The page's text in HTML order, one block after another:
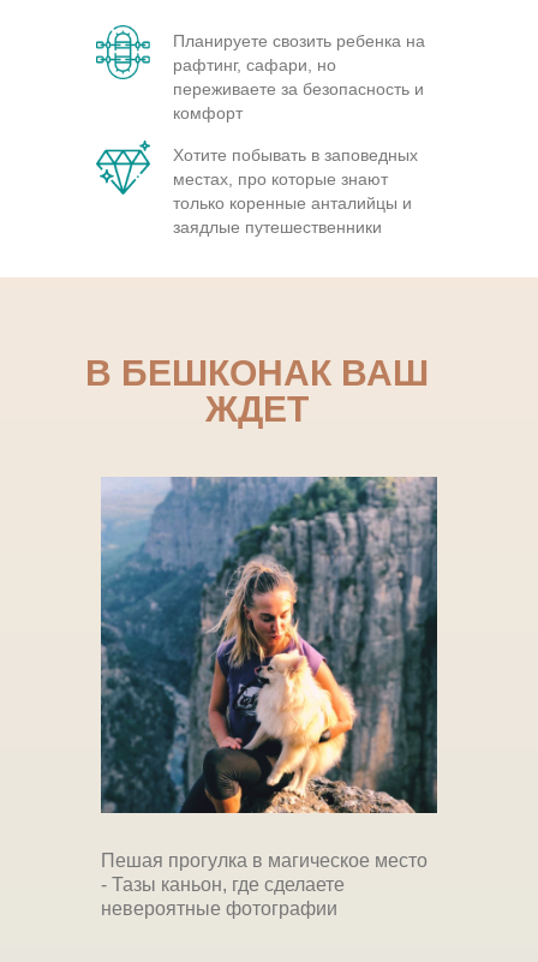
Планируете свозить ребенка на
рафтинг, сафари, но
переживаете за безопасность и
комфорт
Хотите побывать в заповедных
местах, про которые знают
только коренные анталийцы и
заядлые путешественники
Пешая прогулка в магическое место
- Тазы каньон, где сделаете
невероятные фотографии
В БЕШКОНАК ВАШ
ЖДЕТ